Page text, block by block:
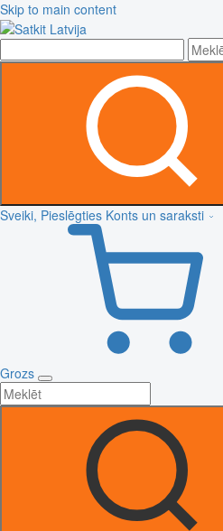
Skip to main content
Sveiki, Pieslēgties Konts un saraksti
Grozs